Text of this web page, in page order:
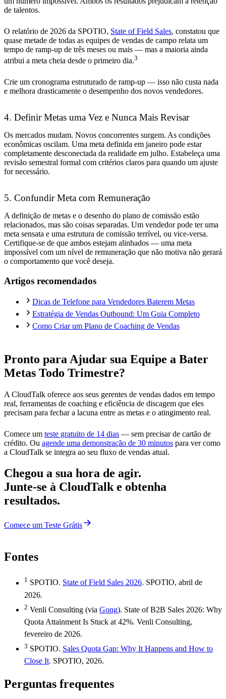
de talentos.
O relatório de 2026 da SPOTIO, State of Field Sales, constatou que
quase metade de todas as equipes de vendas de campo relata um
tempo de ramp-up de três meses ou mais — mas a maioria ainda
atribui a meta cheia desde o primeiro dia.3
Crie um cronograma estruturado de ramp-up — isso não custa nada
e melhora drasticamente o desempenho dos novos vendedores.
4. Definir Metas uma Vez e Nunca Mais Revisar
Os mercados mudam. Novos concorrentes surgem. As condições
econômicas oscilam. Uma meta definida em janeiro pode estar
completamente desconectada da realidade em julho. Estabeleça uma
revisão semestral formal com critérios claros para quando um ajuste
for necessário.
5. Confundir Meta com Remuneração
A definição de metas e o desenho do plano de comissão estão
relacionados, mas são coisas separadas. Um vendedor pode ter uma
meta sensata e uma estrutura de comissão terrível, ou vice-versa.
Certifique-se de que ambos estejam alinhados — uma meta
impossível com um nível de remuneração que não motiva não gerará
o comportamento que você deseja.
Artigos recomendados
Dicas de Telefone para Vendedores Baterem Metas
Estratégia de Vendas Outbound: Um Guia Completo
Como Criar um Plano de Coaching de Vendas
Pronto para Ajudar sua Equipe a Bater
Metas Todo Trimestre?
A CloudTalk oferece aos seus gerentes de vendas dados em tempo
real, ferramentas de coaching e eficiência de discagem que eles
precisam para fechar a lacuna entre as metas e o atingimento real.
Comece um teste gratuito de 14 dias — sem precisar de cartão de
crédito. Ou agende uma demonstração de 30 minutos para ver como
a CloudTalk se integra ao seu fluxo de vendas atual.
Chegou a sua hora de agir.
Junte-se à CloudTalk e obtenha
resultados.
Comece um Teste Grátis
Fontes
1 SPOTIO. State of Field Sales 2026. SPOTIO, abril de
2026.
2 Venli Consulting (via Gong). State of B2B Sales 2026: Why
Quota Attainment Is Stuck at 42%. Venli Consulting,
fevereiro de 2026.
3 SPOTIO. Sales Quota Gap: Why It Happens and How to
Close It. SPOTIO, 2026.
Perguntas frequentes